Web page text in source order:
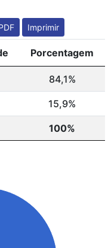
Imprimir
Porcentagem
84,1%
15,9%
100%